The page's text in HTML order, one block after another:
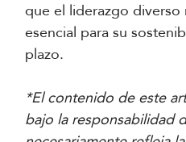
que el liderazgo diverso
esencial para su
plazo.
*El contenido de este
bajo la responsabilidad